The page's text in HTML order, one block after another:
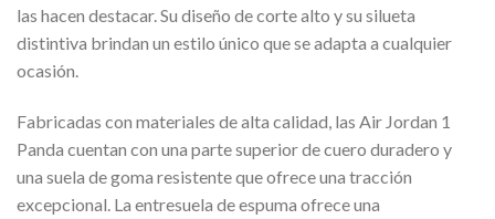
las hacen destacar. Su diseño de corte alto y su silueta
distintiva brindan un estilo único que se adapta a cualquier
ocasión.
Fabricadas con materiales de alta calidad, las Air Jordan 1
Panda cuentan con una parte superior de cuero duradero y
una suela de goma resistente que ofrece una tracción
excepcional. La entresuela de espuma ofrece una